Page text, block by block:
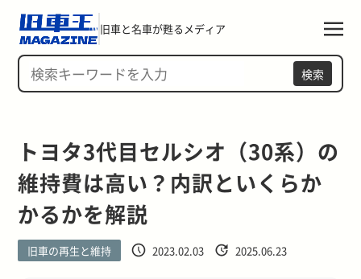
旧車と名車が甦るメディア
検索
トヨタ3代目セルシオ（30系）の
維持費は高い？内訳といくらか
かるかを解説
旧車の再生と維持 2023.02.03 2025.06.23